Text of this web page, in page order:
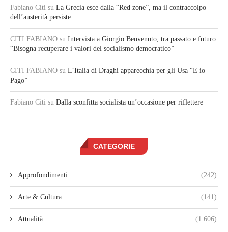
Fabiano Citi su La Grecia esce dalla “Red zone”, ma il contraccolpo
dell’austerità persiste
CITI FABIANO su Intervista a Giorgio Benvenuto, tra passato e futuro:
“Bisogna recuperare i valori del socialismo democratico”
CITI FABIANO su L’Italia di Draghi apparecchia per gli Usa “E io
Pago”
Fabiano Citi su Dalla sconfitta socialista un’occasione per riflettere
CATEGORIE
Approfondimenti (242)
Arte & Cultura (141)
Attualità (1.606)